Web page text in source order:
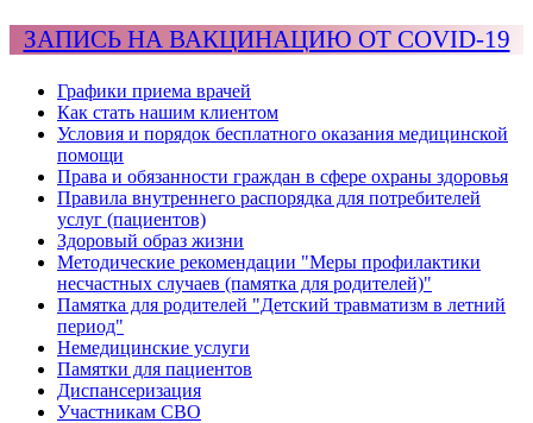
ЗАПИСЬ НА ВАКЦИНАЦИЮ ОТ COVID-19
Графики приема врачей
Как стать нашим клиентом
Условия и порядок бесплатного оказания медицинской
помощи
Права и обязанности граждан в сфере охраны здоровья
Правила внутреннего распорядка для потребителей
услуг (пациентов)
Здоровый образ жизни
Методические рекомендации "Меры профилактики
несчастных случаев (памятка для родителей)"
Памятка для родителей "Детский травматизм в летний
период"
Немедицинские услуги
Памятки для пациентов
Диспансеризация
Участникам СВО